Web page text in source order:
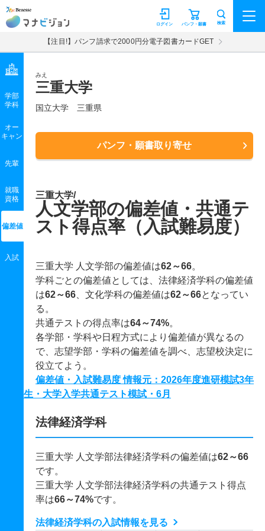
マナビジョン パンフ・願書
ログイン 検索
【注目!】パンフ請求で2000円分電子図書カードGET
みえ
三重大学
国立大学 三重県
パンフ・願書取り寄せ
学部
学科
オー
キャン
先輩
就職
資格
偏差値
入試
三重大学/
人文学部の偏差値・共通テ
スト得点率（入試難易度）
三重大学 人文学部の偏差値は62～66。
学科ごとの偏差値としては、法律経済学科の偏差値
は62～66 、文化学科の偏差値は62～66となってい
る。
共通テストの得点率は64～74%。
各学部・学科や日程方式により偏差値が異なるの
で、志望学部・学科の偏差値を調べ、志望校決定に
役立てよう。
偏差値・入試難易度 情報元：2026年度進研模試3年
生・大学入学共通テスト模試・6月
法律経済学科
三重大学 人文学部法律経済学科の偏差値は62～66
です。
三重大学 人文学部法律経済学科の共通テスト得点
率は66～74%です。
法律経済学科の入試情報を見る